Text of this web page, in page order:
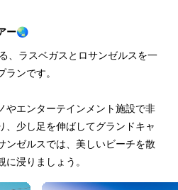
ー🌏
、ラスベガスとロサンゼルスを一
ンです。
やエンターテインメント施設で非
、少し足を伸ばしてグランドキャ
ンゼルスでは、美しいビーチを散
浸りましょう。